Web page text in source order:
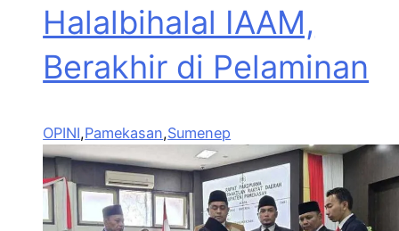
Halalbihalal IAAM,
Berakhir di Pelaminan
OPINI,Pamekasan,Sumenep